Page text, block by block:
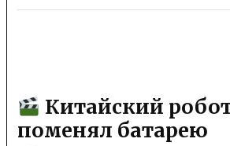
Китайский
поменял батарею